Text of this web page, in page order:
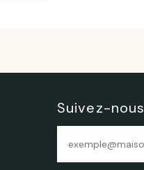
Suivez-nous